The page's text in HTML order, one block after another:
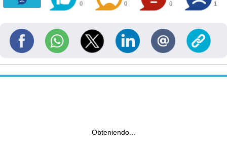
0 0 0 1
Obteniendo...